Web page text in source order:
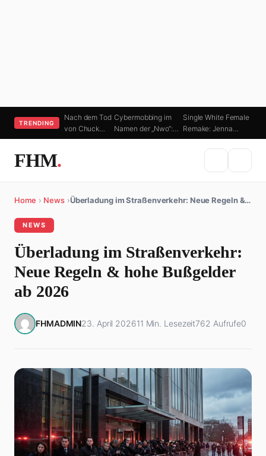
TRENDING
Nach dem Tod
von Chuck…
Cybermobbing im
Namen der „Nwo“:…
Single White Female
Remake: Jenna…
FHM.
Home › News ›Überladung im Straßenverkehr: Neue Regeln &…
NEWS
Überladung im Straßenverkehr:
Neue Regeln & hohe Bußgelder
ab 2026
FHMADMIN23. April 202611 Min. Lesezeit762 Aufrufe0